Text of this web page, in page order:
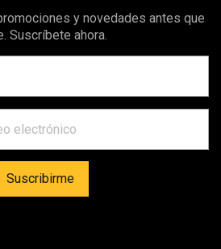
y novedades antes que
Suscríbete ahora.